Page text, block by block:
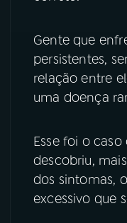
Gente que
persistentes,
relação entre
uma doença
Esse foi o
descobriu,
dos sintomas,
excessivo que